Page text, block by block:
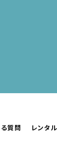
質問 レンタ